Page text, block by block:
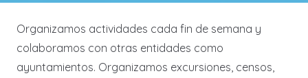
Organizamos actividades cada fin de semana y
colaboramos con otras entidades como
ayuntamientos. Organizamos excursiones, censos,